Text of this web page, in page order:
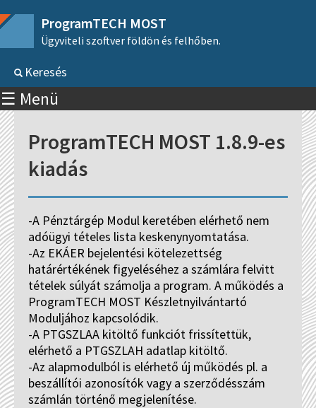
ProgramTECH MOST
Ügyviteli szoftver földön és felhőben.
Keresés
☰ Menü
ProgramTECH MOST 1.8.9-es
kiadás
-A Pénztárgép Modul keretében elérhető nem
adóügyi tételes lista keskenynyomtatása.
-Az EKÁER bejelentési kötelezettség
határértékének figyeléséhez a számlára felvitt
tételek súlyát számolja a program. A működés a
ProgramTECH MOST Készletnyilvántartó
Moduljához kapcsolódik.
-A PTGSZLAA kitöltő funkciót frissítettük,
elérhető a PTGSZLAH adatlap kitöltő.
-Az alapmodulból is elérhető új működés pl. a
beszállítói azonosítók vagy a szerződésszám
számlán történő megjelenítése.